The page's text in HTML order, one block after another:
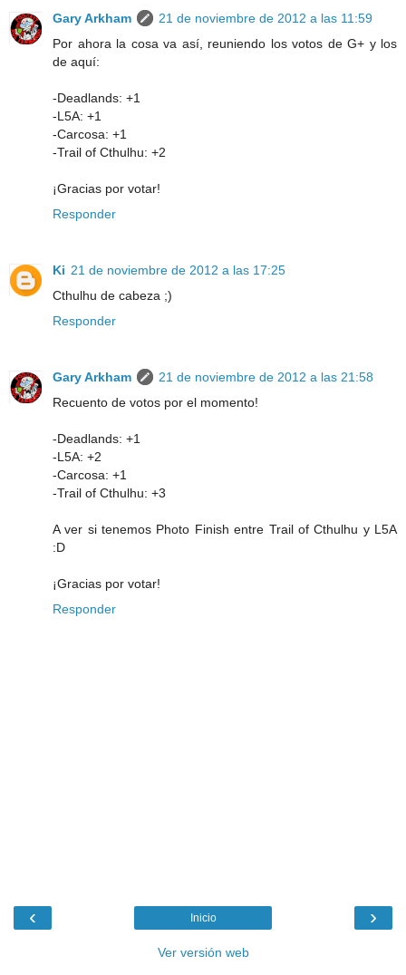
Gary Arkham
21 de noviembre de 2012 a las 11:59
Por ahora la cosa va así, reuniendo los votos de G+ y los
de aquí:
-Deadlands: +1
-L5A: +1
-Carcosa: +1
-Trail of Cthulhu: +2
¡Gracias por votar!
Responder
Ki 21 de noviembre de 2012 a las 17:25
Cthulhu de cabeza ;)
Responder
Gary Arkham
21 de noviembre de 2012 a las 21:58
Recuento de votos por el momento!
-Deadlands: +1
-L5A: +2
-Carcosa: +1
-Trail of Cthulhu: +3
A ver si tenemos Photo Finish entre Trail of Cthulhu y L5A
:D
¡Gracias por votar!
Responder
‹ ›
Inicio
Ver versión web